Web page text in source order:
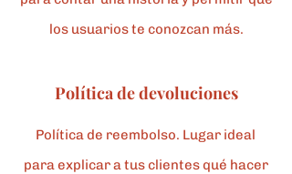
los usuarios te conozcan más.
Política de devoluciones
Política de reembolso. Lugar ideal
para explicar a tus clientes qué hacer